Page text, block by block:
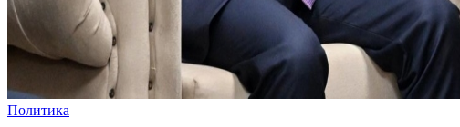
Политика